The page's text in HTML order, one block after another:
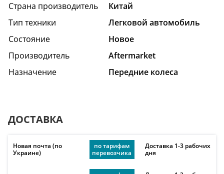
Страна производитель
Китай
Тип техники
Легковой автомобиль
Состояние
Hовое
Производитель
Aftermarket
Назначение
Передние колеса
ДОСТАВКА
Новая почта (по
Украине)
по тарифам
перевозчика
Доставка 1-3 рабочих
дня